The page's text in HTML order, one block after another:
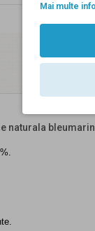
Mai multe
naturala bleumarin